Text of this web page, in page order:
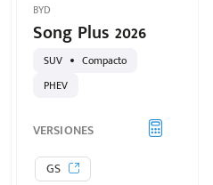
Song Plus 2026
BYD
SUV
Compacto
PHEV
VERSIONES
GS